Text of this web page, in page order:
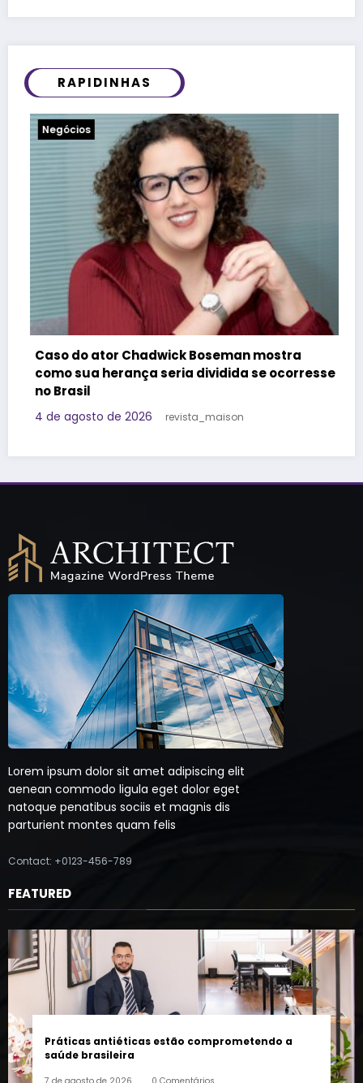
RAPIDINHAS
mostra
ocorresse
Notícias
do Programa Roda de Negócios
Lorem ipsum dolor sit amet adipiscing elit
natoque penatibus sociis et magnis dis
parturient montes quam felis
Contact: +0123-456-789
FEATURED
Práticas antiéticas estão comprometendo a
7 de agosto de 2026